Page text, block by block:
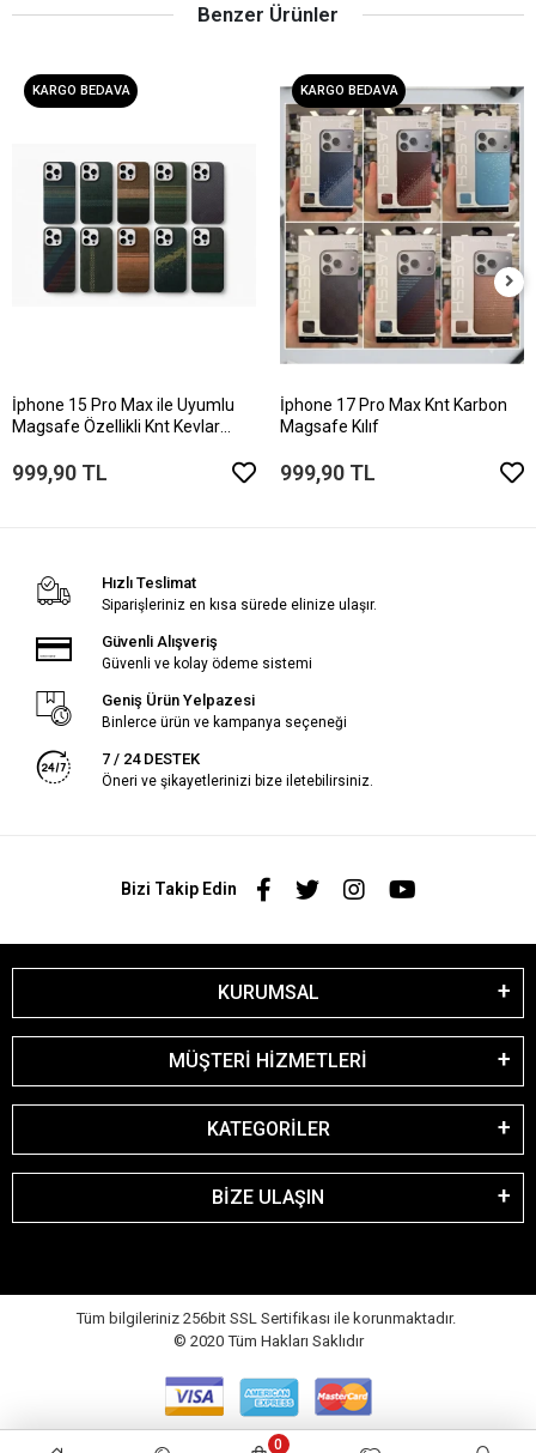
Benzer Ürünler
KARGO BEDAVA
İphone 15 Pro Max ile Uyumlu
Magsafe Özellikli Knt Kevlar
999,90 TL
KARGO BEDAVA
İphone 17 Pro Max Knt Karbon
Magsafe Kılıf
999,90 TL
Hızlı Teslimat
Siparişleriniz en kısa sürede elinize ulaşır.
Güvenli Alışveriş
Güvenli ve kolay ödeme sistemi
Geniş Ürün Yelpazesi
Binlerce ürün ve kampanya seçeneği
7 / 24 DESTEK
Öneri ve şikayetlerinizi bize iletebilirsiniz.
Bizi Takip Edin
KURUMSAL
MÜŞTERİ HİZMETLERİ
KATEGORİLER
BİZE ULAŞIN
Tüm bilgileriniz 256bit SSL Sertifikası ile korunmaktadır.
© 2020 Tüm Hakları Saklıdır
0